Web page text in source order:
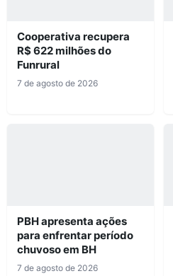
Cooperativa recupera
R$ 622 milhões do
Funrural
7 de agosto de 2026
PBH apresenta ações
para enfrentar período
chuvoso em BH
7 de agosto de 2026